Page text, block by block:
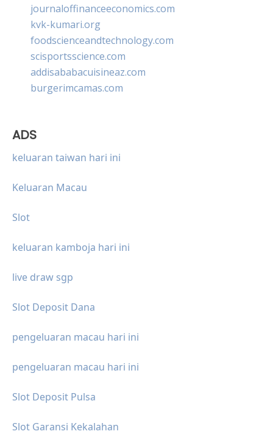
journaloffinanceeconomics.com
kvk-kumari.org
foodscienceandtechnology.com
scisportsscience.com
addisababacuisineaz.com
burgerimcamas.com
ADS
keluaran taiwan hari ini
Keluaran Macau
Slot
keluaran kamboja hari ini
live draw sgp
Slot Deposit Dana
pengeluaran macau hari ini
pengeluaran macau hari ini
Slot Deposit Pulsa
Slot Garansi Kekalahan